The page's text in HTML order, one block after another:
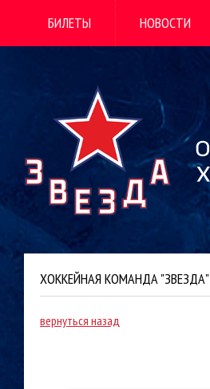
БИЛЕТЫ НОВОСТИ
ХОККЕЙНАЯ КОМАНДА "ЗВЕЗДА"
вернуться назад